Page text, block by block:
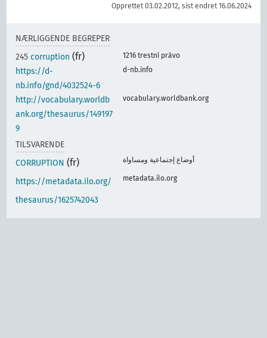
Opprettet 03.02.2012, sist endret 16.06.2024
NÆRLIGGENDE BEGREPER
245corruption (fr) 1216 trestní právo
https://d-
nb.info/gnd/4032524-6
d-nb.info
http://vocabulary.worldb
ank.org/thesaurus/149197
9
vocabulary.worldbank.org
TILSVARENDE
CORRUPTION (fr) أوضاع إجتماعية ومساواة
https://metadata.ilo.org/
thesaurus/1625742043
metadata.ilo.org